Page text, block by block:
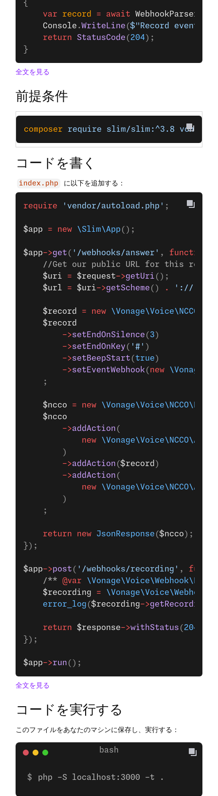
{
    var
record = await WebhookParser
    Console
.WriteLine ($"Record event
    return
StatusCode ( 204 );
}
全文を見る
前提条件
composer require slim/slim:^3.8
コードを書く
index.php に以下を追加する：
require 'vendor/autoload.php' ;
$app = new \Slim\App ();
$app->get ( '/webhooks/answer' , function
    //Get our public URL for this route
    $uri
= $request->getUri ();
    $url
= $uri->getScheme () . '://'
    $record
= new
    $record
        ->
setEndOnSilence ( 3 )
        ->
setEndOnKey ( '#' )
        ->
setBeepStart (true )
        ->
setEventWebhook ( new
    ;
    $ncco
= new \Vonage\Voice\NCCO\NCCO
    $ncco
        ->
addAction (
            new
        )
        ->
addAction ($record )
        ->
addAction (
            new
        )
    ;
    return
new JsonResponse ($ncco );
});
$app->post ( '/webhooks/recording' ,
    /**
@var
    $recording
=
    error_log
($recording->
    return
$response->withStatus ( 204
});
$app->run ();
全文を見る
コードを実行する
このファイルをあなたのマシンに保存し、実行する：
php -S localhost:3000 -t .